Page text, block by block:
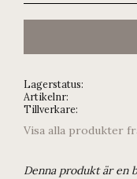
Lagerstatus
Artikelnr
Tillverkare
Visa alla produkter
Denna produkt är en